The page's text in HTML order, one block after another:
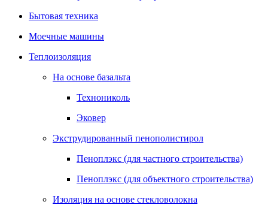
Бытовая техника
Моечные машины
Теплоизоляция
На основе базальта
Технониколь
Эковер
Экструдированный пенополистирол
Пеноплэкс (для частного строительства)
Пеноплэкс (для объектного строительства)
Изоляция на основе стекловолокна